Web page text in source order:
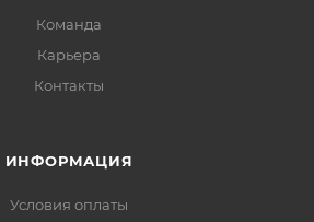
Команда
Карьера
Контакты
ИНФОРМАЦИЯ
Условия оплаты